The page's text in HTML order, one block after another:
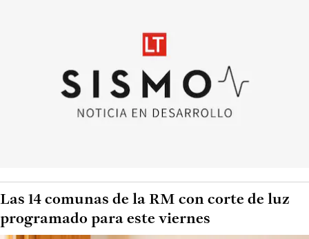
Las 14 comunas de la RM con corte de luz
programado para este viernes